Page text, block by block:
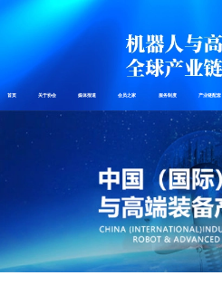
首页 关于协会 媒体报道 会员之家 服务制度 产业链配套